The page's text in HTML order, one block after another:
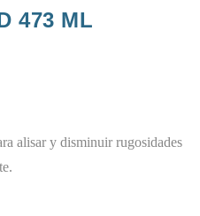
473 ML
alisar y disminuir rugosidades